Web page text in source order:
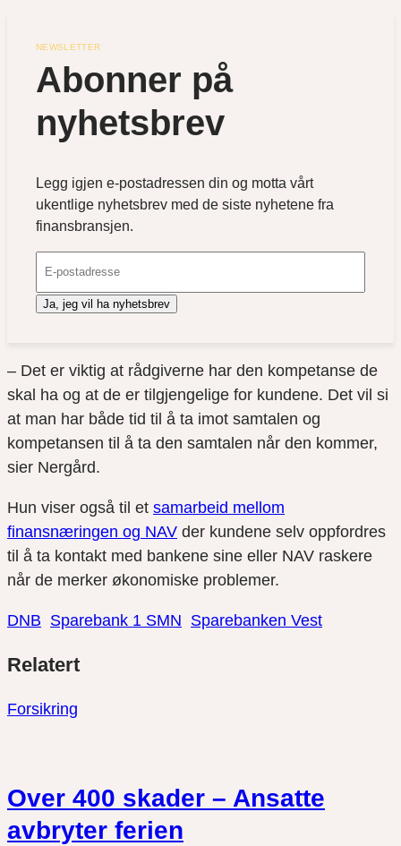
NEWSLETTER
Abonner på
nyhetsbrev
Legg igjen e-postadressen din og motta vårt
ukentlige nyhetsbrev med de siste nyhetene fra
finansbransjen.
Ja, jeg vil ha nyhetsbrev
– Det er viktig at rådgiverne har den kompetanse de
skal ha og at de er tilgjengelige for kundene. Det vil si
at man har både tid til å ta imot samtalen og
kompetansen til å ta den samtalen når den kommer,
sier Nergård.
Hun viser også til et samarbeid mellom
finansnæringen og NAV der kundene selv oppfordres
til å ta kontakt med bankene sine eller NAV raskere
når de merker økonomiske problemer.
DNB Sparebank 1 SMN Sparebanken Vest
link
på
på
Relatert
Forsikring
Over 400 skader – Ansatte
avbryter ferien